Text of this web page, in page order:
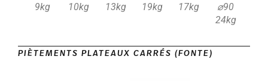
9kg
10kg
13kg
19kg
17kg
⌀90
24kg
PIÈTEMENTS PLATEAUX CARRÉS (FONTE)